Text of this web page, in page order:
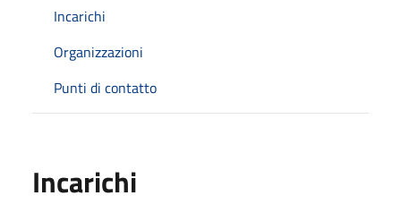
Incarichi
Organizzazioni
Punti di contatto
Incarichi